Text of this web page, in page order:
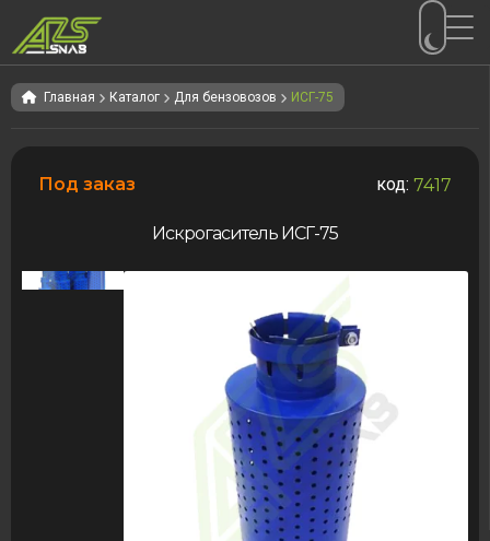
Перейти
к
Перейти
к
Главная Каталог Для бензовозов ИСГ-75
Под заказ код: 7417
Искрогаситель ИСГ-75